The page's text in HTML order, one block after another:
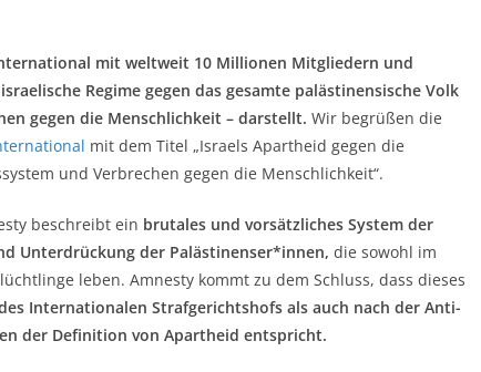
mit weltweit 10 Millionen Mitgliedern und
Regime gegen das gesamte palästinensische Volk
gegen die Menschlichkeit – darstellt. Wir begrüßen die
mit dem Titel „Israels Apartheid gegen die
und Verbrechen gegen die Menschlichkeit“.
beschreibt ein brutales und vorsätzliches System der
Unterdrückung der Palästinenser*innen, die sowohl im
leben. Amnesty kommt zu dem Schluss, dass dieses
Internationalen Strafgerichtshofs als auch nach der Anti-
der Definition von Apartheid entspricht.